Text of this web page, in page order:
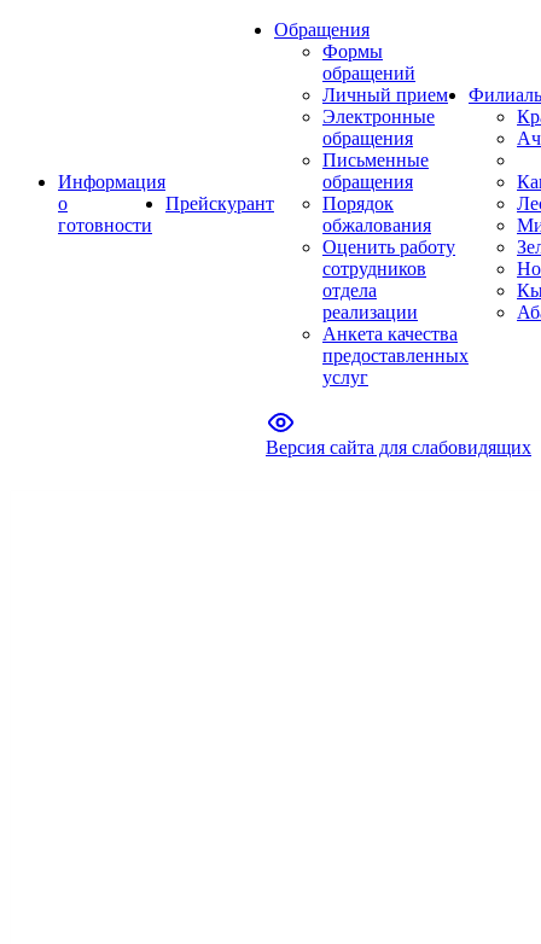
Информация
о
готовности
Прейскурант
Обращения
Формы
обращений
Личный прием
Электронные
обращения
Письменные
обращения
Порядок
обжалования
Оценить работу
сотрудников
отдела
реализации
Анкета качества
предоставленных
услуг
Версия сайта для слабовидящих